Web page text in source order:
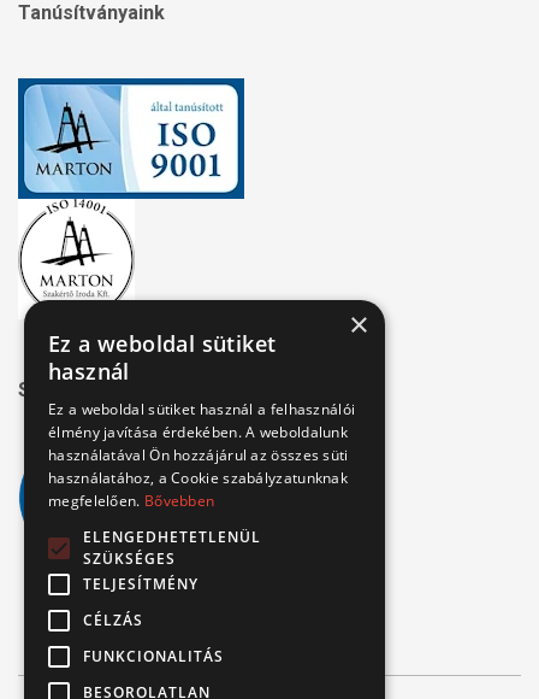
Tanúsítványaink
Széchenyi 2020
×
Ez a weboldal sütiket
használ
Ez a weboldal sütiket használ a felhasználói
élmény javítása érdekében. A weboldalunk
használatával Ön hozzájárul az összes süti
használatához, a Cookie szabályzatunknak
megfelelően. Bővebben
ELENGEDHETETLENÜL
SZÜKSÉGES
TELJESÍTMÉNY
CÉLZÁS
FUNKCIONALITÁS
BESOROLATLAN